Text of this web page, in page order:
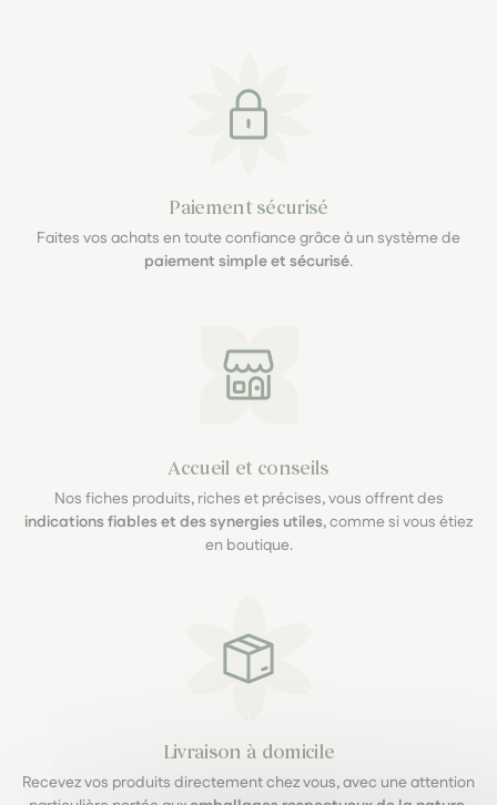
Paiement sécurisé
Faites vos achats en toute confiance grâce à un système de
paiement simple et sécurisé.
Accueil et conseils
Nos fiches produits, riches et précises, vous offrent des
indications fiables et des synergies utiles, comme si vous étiez
en boutique.
Livraison à domicile
Recevez vos produits directement chez vous, avec une attention